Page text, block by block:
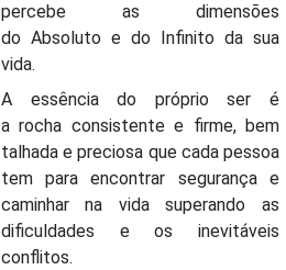
percebe as dimensões
do Absoluto e do Infinito da sua
vida.
A essência do próprio ser é
a rocha consistente e firme, bem
talhada e preciosa que cada pessoa
tem para encontrar segurança e
caminhar na vida superando as
dificuldades e os inevitáveis
conflitos.